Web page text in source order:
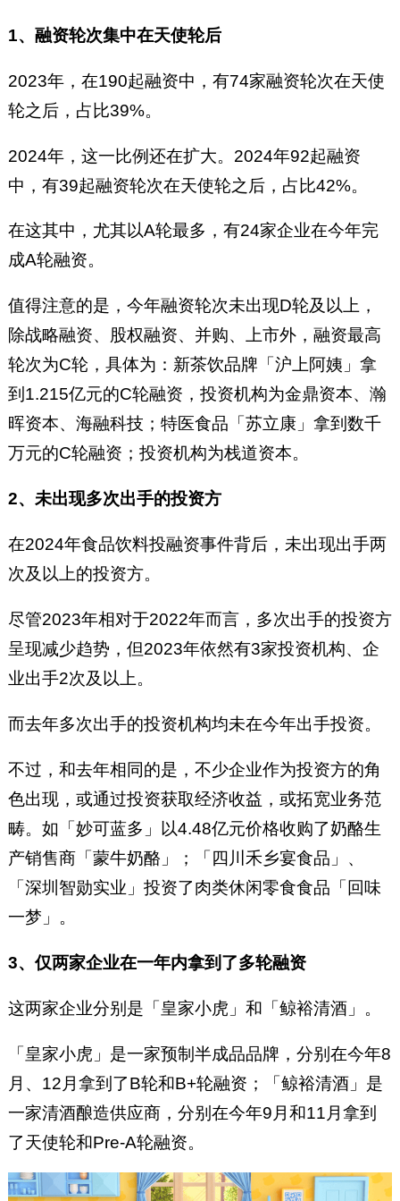
1、融资轮次集中在天使轮后
2023年，在190起融资中，有74家融资轮次在天使
轮之后，占比39%。
2024年，这一比例还在扩大。2024年92起融资
中，有39起融资轮次在天使轮之后，占比42%。
在这其中，尤其以A轮最多，有24家企业在今年完
成A轮融资。
值得注意的是，今年融资轮次未出现D轮及以上，
除战略融资、股权融资、并购、上市外，融资最高
轮次为C轮，具体为：新茶饮品牌「沪上阿姨」拿
到1.215亿元的C轮融资，投资机构为金鼎资本、瀚
晖资本、海融科技；特医食品「苏立康」拿到数千
万元的C轮融资；投资机构为栈道资本。
2、未出现多次出手的投资方
在2024年食品饮料投融资事件背后，未出现出手两
次及以上的投资方。
尽管2023年相对于2022年而言，多次出手的投资方
呈现减少趋势，但2023年依然有3家投资机构、企
业出手2次及以上。
而去年多次出手的投资机构均未在今年出手投资。
不过，和去年相同的是，不少企业作为投资方的角
色出现，或通过投资获取经济收益，或拓宽业务范
畴。如「妙可蓝多」以4.48亿元价格收购了奶酪生
产销售商「蒙牛奶酪」；「四川禾乡宴食品」、
「深圳智勋实业」投资了肉类休闲零食食品「回味
一梦」。
3、仅两家企业在一年内拿到了多轮融资
这两家企业分别是「皇家小虎」和「鲸裕清酒」。
「皇家小虎」是一家预制半成品品牌，分别在今年8
月、12月拿到了B轮和B+轮融资；「鲸裕清酒」是
一家清酒酿造供应商，分别在今年9月和11月拿到
了天使轮和Pre-A轮融资。